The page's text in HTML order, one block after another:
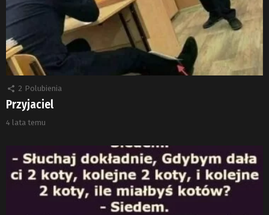
2 Polubienia
Przyjaciel
4 lata temu